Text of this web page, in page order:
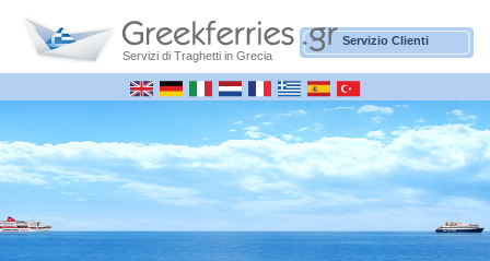
Servizi di Traghetti in Grecia
Servizio Clienti